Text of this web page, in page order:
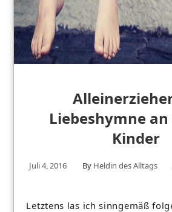
Liebeshymne
Kinder
Juli 4, 2016 By Heldin des Alltags
Letztens las ich sinngemäß